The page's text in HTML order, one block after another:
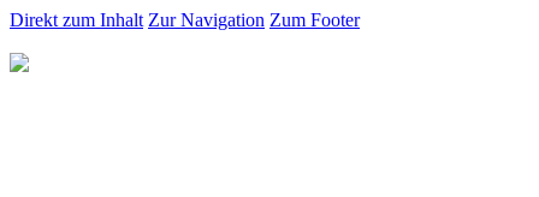
Direkt zum Inhalt Zur Navigation Zum Footer